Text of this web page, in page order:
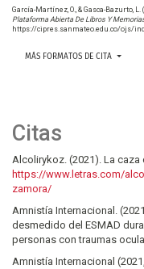
García-Martínez, O., & Gasca-Bazurto,
Plataforma Abierta De Libros Y
https://cipres.sanmateo.edu.co/ojs/
MÁS FORMATOS DE CITA
Citas
Alcolirykoz. (2021). La caza
https://www.letras.com/
zamora/
Amnistía Internacional.
desmedido del ESMAD
personas con traumas
Amnistía Internacional